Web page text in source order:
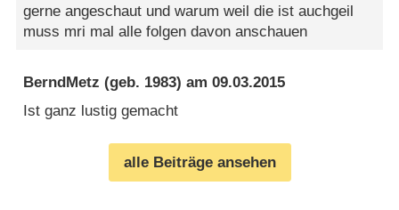
gerne angeschaut und warum weil die ist auchgeil
muss mri mal alle folgen davon anschauen
BerndMetz (geb. 1983) am09.03.2015
Ist ganz lustig gemacht
alle Beiträge ansehen